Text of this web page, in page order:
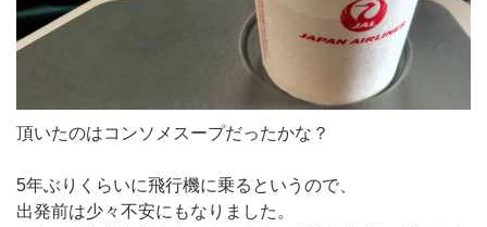
頂いたのはコンソメスープだったかな？
5年ぶりくらいに飛行機に乗るというので、
出発前は少々不安にもなりました。